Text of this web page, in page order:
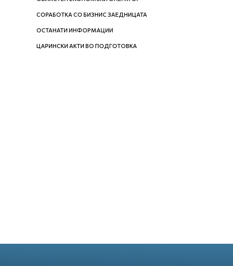
СОРАБОТКА СО БИЗНИС ЗАЕДНИЦАТА
ОСТАНАТИ ИНФОРМАЦИИ
ЦАРИНСКИ АКТИ ВО ПОДГОТОВКА